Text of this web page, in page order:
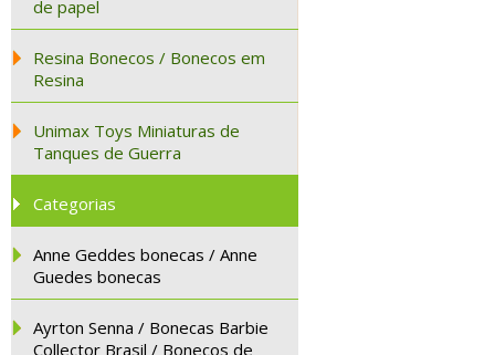
de papel
Resina Bonecos / Bonecos em
Resina
Unimax Toys Miniaturas de
Tanques de Guerra
Categorias
Anne Geddes bonecas / Anne
Guedes bonecas
Ayrton Senna / Bonecas Barbie
Collector Brasil / Bonecos de